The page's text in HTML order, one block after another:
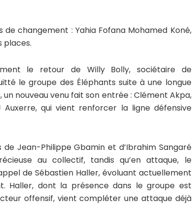
changement : Yahia Fofana Mohamed Koné,
places.
le retour de Willy Bolly, sociétaire de
le groupe des Éléphants suite à une longue
un nouveau venu fait son entrée : Clément Akpa,
Auxerre, qui vient renforcer la ligne défensive
Jean-Philippe Gbamin et d’Ibrahim Sangaré
au collectif, tandis qu’en attaque, le
de Sébastien Haller, évoluant actuellement
Haller, dont la présence dans le groupe est
offensif, vient compléter une attaque déjà